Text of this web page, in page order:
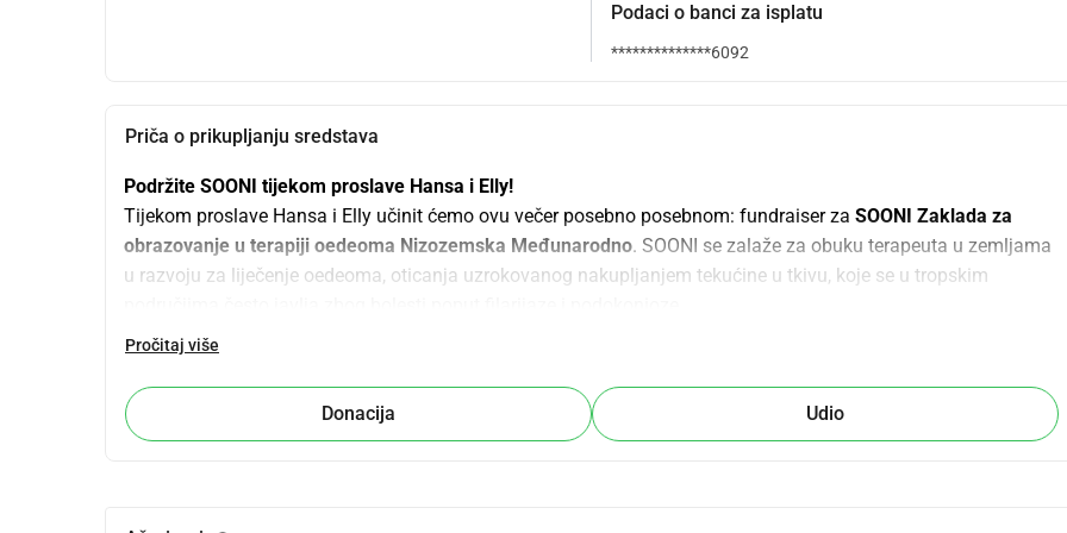
Podaci o banci za isplatu
**************6092
Priča o prikupljanju sredstava
Podržite SOONI tijekom proslave Hansa i Elly!
Tijekom proslave Hansa i Elly učinit ćemo ovu večer posebno posebnom: fundraiser za SOONI Zaklada za
obrazovanje u terapiji oedeoma Nizozemska Međunarodno. SOONI se zalaže za obuku terapeuta u zemljama
u razvoju za liječenje oedeoma, oticanja uzrokovanog nakupljanjem tekućine u tkivu, koje se u tropskim
Jačanjem lokalnih terapeuta znanjem, praktičnom obukom i intenzivnim vođenjem, SOONI osigurava da ljudi s
utjecaj: terapeuti vidljivo poboljšavaju svoje vještine, pacijenti dobivaju bolju njegu, a znanje se lokalno
učvršćuje kako bi skrb ostala održiva.
Pročitaj više
Donacija Udio